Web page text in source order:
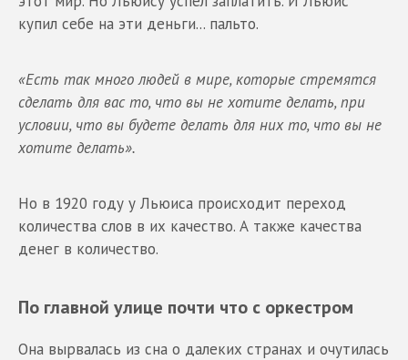
купил себе на эти деньги... пальто.
«Есть так много людей в мире, которые стремятся
сделать для вас то, что вы не хотите делать, при
условии, что вы будете делать для них то, что вы не
хотите делать».
Но в 1920 году у Льюиса происходит переход
количества слов в их качество. А также качества
денег в количество.
По главной улице почти что с оркестром
Она вырвалась из сна о далеких странах и очутилась